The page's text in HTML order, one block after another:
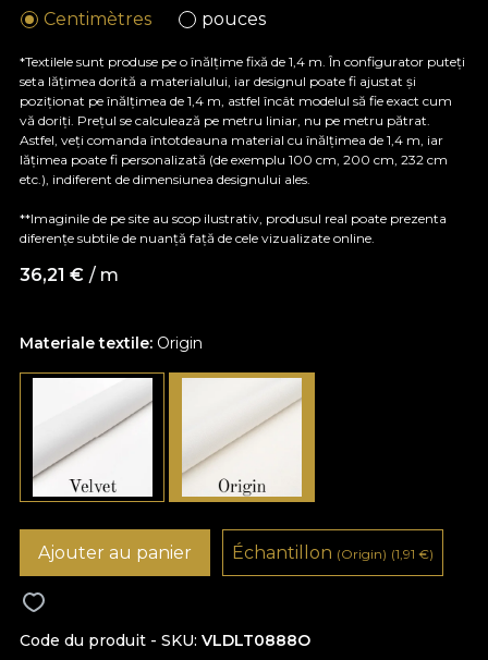
Materiale textile: Origin
Centimètres pouces
*Textilele sunt produse pe o înălțime fixă de 1,4 m. În configurator puteți
seta lățimea dorită a materialului, iar designul poate fi ajustat și
poziționat pe înălțimea de 1,4 m, astfel încât modelul să fie exact cum
vă doriți. Prețul se calculează pe metru liniar, nu pe metru pătrat.
Astfel, veți comanda întotdeauna material cu înălțimea de 1,4 m, iar
lățimea poate fi personalizată (de exemplu 100 cm, 200 cm, 232 cm
etc.), indiferent de dimensiunea designului ales.
**Imaginile de pe site au scop ilustrativ, produsul real poate prezenta
diferențe subtile de nuanță față de cele vizualizate online.
36,21 € / m
Code du produit - SKU VLDLT0888O
Ajouter au panier Échantillon (Origin) (1,91 €)